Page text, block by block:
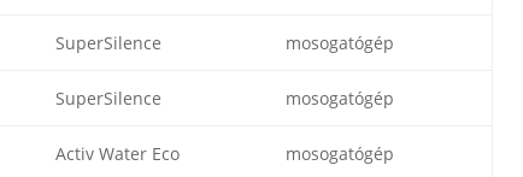
SuperSilence mosogatógép
SuperSilence mosogatógép
Activ Water Eco mosogatógép